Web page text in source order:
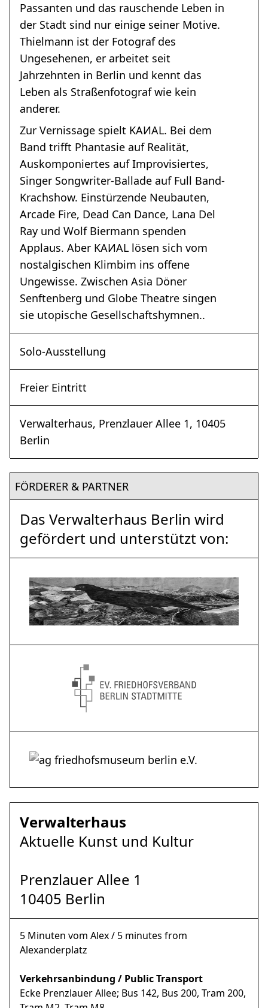
Passanten und das rauschende Leben in
der Stadt sind nur einige seiner Motive.
Thielmann ist der Fotograf des
Ungesehenen, er arbeitet seit
Jahrzehnten in Berlin und kennt das
Leben als Straßenfotograf wie kein
anderer.
Zur Vernissage spielt KAИAL. Bei dem
Band trifft Phantasie auf Realität,
Auskomponiertes auf Improvisiertes,
Singer Songwriter-Ballade auf Full Band-
Krachshow. Einstürzende Neubauten,
Arcade Fire, Dead Can Dance, Lana Del
Ray und Wolf Biermann spenden
Applaus. Aber KAИAL lösen sich vom
nostalgischen Klimbim ins offene
Ungewisse. Zwischen Asia Döner
Senftenberg und Globe Theatre singen
sie utopische Gesellschaftshymnen..
Solo-Ausstellung
Freier Eintritt
Verwalterhaus, Prenzlauer Allee 1, 10405
Berlin
FÖRDERER & PARTNER
Das Verwalterhaus Berlin wird
gefördert und unterstützt von:
Verwalterhaus
Aktuelle Kunst und Kultur
Prenzlauer Allee 1
10405 Berlin
5 Minuten vom Alex / 5 minutes from
Alexanderplatz
Verkehrsanbindung / Public Transport
Ecke Prenzlauer Allee; Bus 142, Bus 200, Tram 200,